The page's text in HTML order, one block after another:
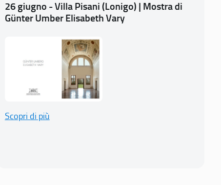
26 giugno - Villa Pisani (Lonigo) | Mostra di
Günter Umber Elisabeth Vary
Scopri di più